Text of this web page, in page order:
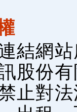
結網
訊股份
止對